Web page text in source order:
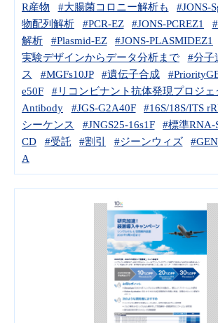
R産物
#大腸菌コロニー解析も #JONS-
物配列解析
#PCR-EZ #JONS-PCREZ1
解析
#Plasmid-EZ #JONS-PLASMIDEZ1
実験デザインからデータ分析まで
#分子
ス
#MGFs10JP #遺伝子合成
e50F
#リコンビナント抗体発現プロジェ
Antibody
#JGS-G2A40F
#16S/18S/ITS
シーケンス
#JNGS25-16s1F #標準RNA-
CD
#受託 #割引 #ジーンウィズ
A